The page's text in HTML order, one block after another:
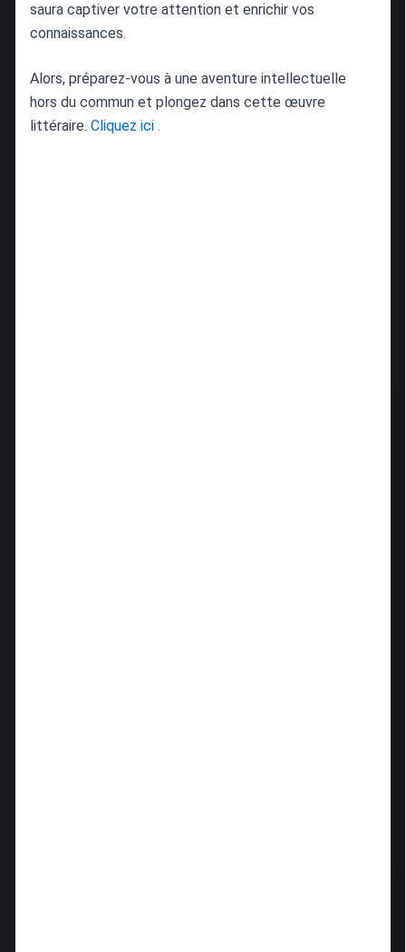
saura captiver votre attention et enrichir vos
connaissances.
Alors, préparez-vous à une aventure intellectuelle
hors du commun et plongez dans cette œuvre
littéraire. Cliquez ici .